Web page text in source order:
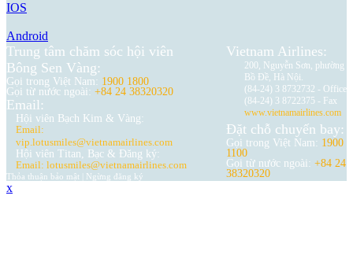
IOS
Android
Trung tâm chăm sóc hội viên
Bông Sen Vàng:
Gọi trong Việt Nam: 1900 1800
Gọi từ nước ngoài: +84 24 38320320
Email:
Hội viên Bạch Kim & Vàng:
Email:
vip.lotusmiles@vietnamairlines.com
Hội viên Titan, Bạc & Đăng ký:
Email: lotusmiles@vietnamairlines.com
Thỏa thuận bảo mật Ngừng đăng ký
Vietnam Airlines:
200, Nguyễn Sơn, phường
Bồ Đề, Hà Nội.
(84-24) 3 8732732 - Office
(84-24) 3 8722375 - Fax
www.vietnamairlines.com
Đặt chỗ chuyến bay:
Gọi trong Việt Nam: 1900
1100
Gọi từ nước ngoài: +84 24
38320320
x